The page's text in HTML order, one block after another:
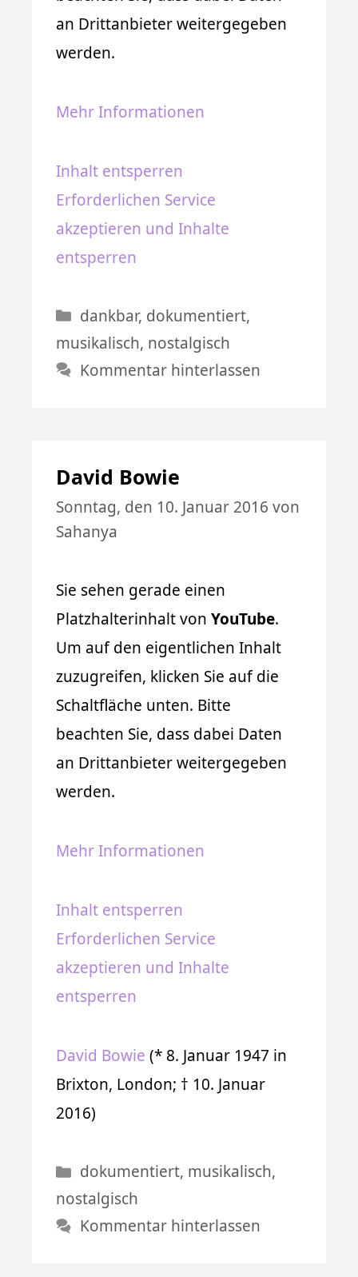
an Drittanbieter weitergegeben
werden.
Mehr Informationen
Inhalt entsperren
Erforderlichen Service
akzeptieren und Inhalte
entsperren
Kategorien
dankbar, dokumentiert,
musikalisch, nostalgisch
Kommentar hinterlassen
David Bowie
Sonntag, den 10. Januar 2016 von
Sahanya
Sie sehen gerade einen
Platzhalterinhalt von YouTube.
Um auf den eigentlichen Inhalt
zuzugreifen, klicken Sie auf die
Schaltfläche unten. Bitte
beachten Sie, dass dabei Daten
an Drittanbieter weitergegeben
werden.
Mehr Informationen
Inhalt entsperren
Erforderlichen Service
akzeptieren und Inhalte
entsperren
David Bowie (* 8. Januar 1947 in
Brixton, London; † 10. Januar
2016)
Kategorien
dokumentiert, musikalisch,
nostalgisch
Kommentar hinterlassen